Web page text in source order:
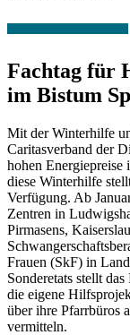
Fachtag für
im Bistum
Mit der Winterhilfe
Caritasverband der
hohen Energiepreise
diese Winterhilfe
Verfügung. Ab
Zentren in
Pirmasens,
Frauen (SkF) in
Sonderetats stellt
die eigene
über ihre Pfarrbüros
vermitteln.